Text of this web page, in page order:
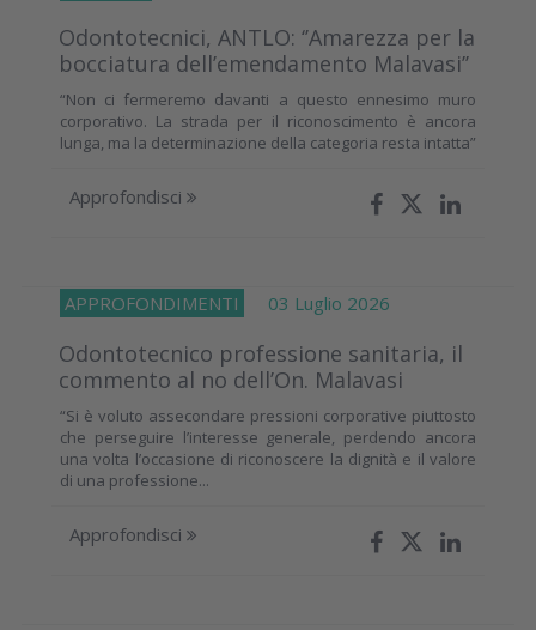
Odontotecnici, ANTLO: ‘’Amarezza per la
bocciatura dell’emendamento Malavasi’’
“Non ci fermeremo davanti a questo ennesimo muro
corporativo. La strada per il riconoscimento è ancora
lunga, ma la determinazione della categoria resta intatta”
Approfondisci
APPROFONDIMENTI 03 Luglio 2026
Odontotecnico professione sanitaria, il
commento al no dell’On. Malavasi
“Si è voluto assecondare pressioni corporative piuttosto
che perseguire l’interesse generale, perdendo ancora
una volta l’occasione di riconoscere la dignità e il valore
di una professione...
Approfondisci